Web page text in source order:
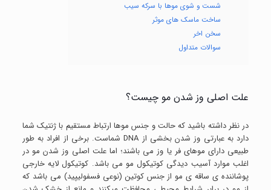
شست و شوی موها با سرکه سیب
ساخت ماسک های موثر
سخن اخر
سوالات متداول
علت اصلی وز شدن مو چیست؟
در نظر داشته باشید که حالت و جنس موها ارتباط مستقیم با ژنتیک شما
دارد به عبارتی وز شدن بخشی از DNA شماست. برخی از افراد به طور
طبیعی دارای موهای فر یا وز می باشند؛ اما علت اصلی وز شدن مو در
اغلب موارد آسیب دیدگی کوتیکول مو می باشد. کوتیکول لایه خارجی
پوشاننده ی ساقه ی مو از جنس کوتین (نوعی فسفولیپید) می باشد که